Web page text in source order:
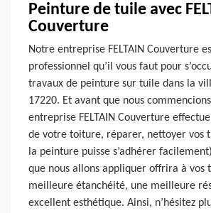
Peinture de tuile avec
Couverture
Notre entreprise FELTAIN Couverture
professionnel qu’il vous faut pour
travaux de peinture sur tuile dans la
17220. Et avant que nous
entreprise FELTAIN Couverture
de votre toiture, réparer, nettoyer vos
la peinture puisse s’adhérer
que nous allons appliquer offrira à vos
meilleure étanchéité, une meilleure
excellent esthétique. Ainsi, n’hésitez